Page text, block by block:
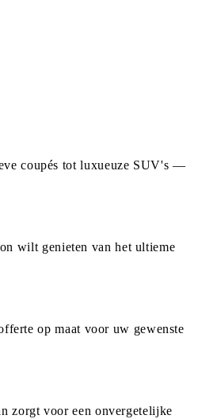
coupés tot luxueuze SUV's —
wilt genieten van het ultieme
op maat voor uw gewenste
zorgt voor een onvergetelijke